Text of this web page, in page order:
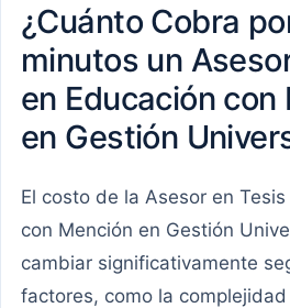
¿Cuánto Cobra
minutos un
en Educación con
en Gestión
El costo de la Asesor en
con Mención en Gestión
cambiar significativamente
factores, como la